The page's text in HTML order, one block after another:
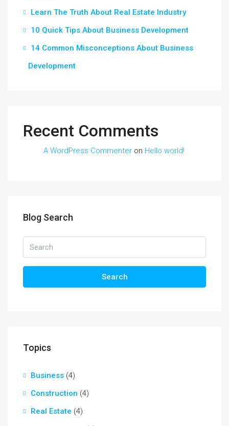
Learn The Truth About Real Estate Industry
10 Quick Tips About Business Development
14 Common Misconceptions About Business
Development
Recent Comments
A WordPress Commenter on Hello world!
Blog Search
Search
Topics
Business (4)
Construction (4)
Real Estate (4)